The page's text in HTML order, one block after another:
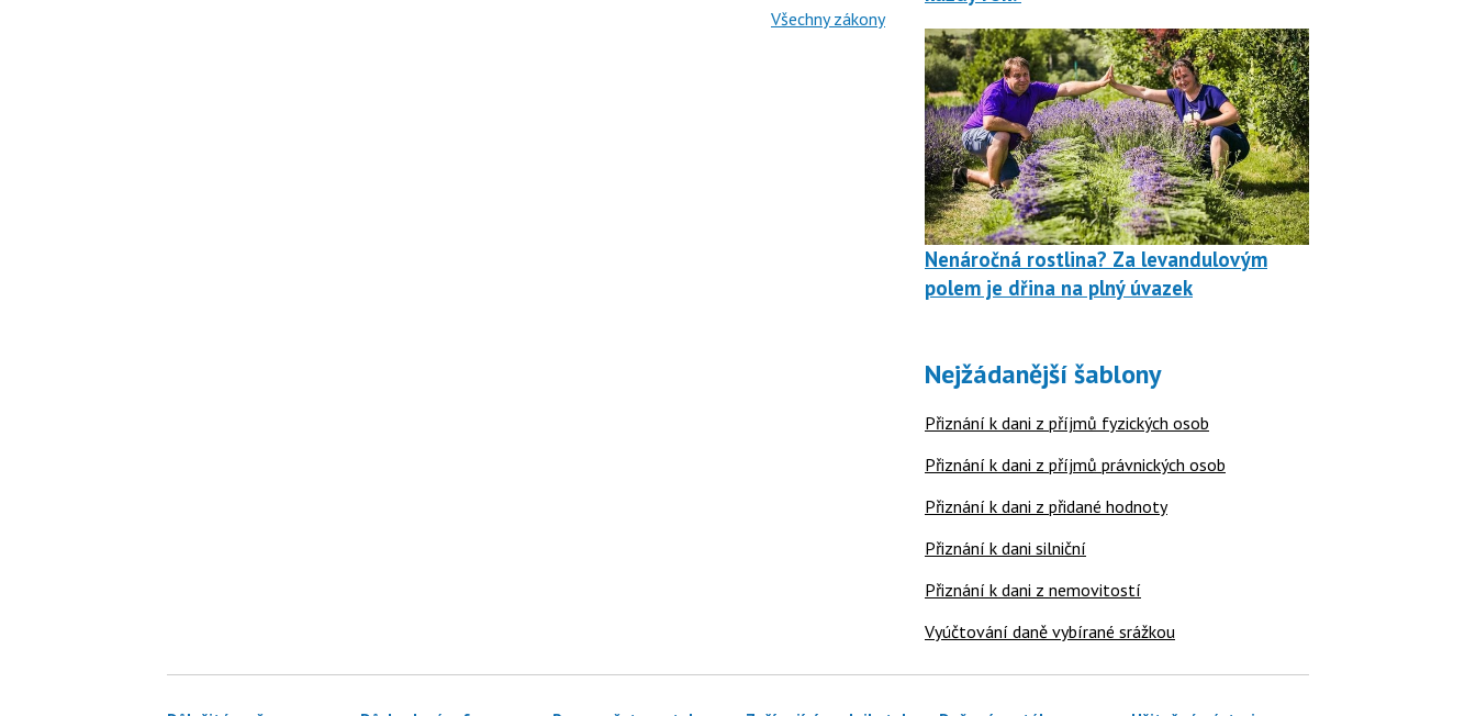
Všechny zákony
Nenáročná rostlina? Za levandulovým
polem je dřina na plný úvazek
Nejžádanější šablony
Přiznání k dani z příjmů fyzických osob
Přiznání k dani z příjmů právnických osob
Přiznání k dani z přidané hodnoty
Přiznání k dani silniční
Přiznání k dani z nemovitostí
Vyúčtování daně vybírané srážkou